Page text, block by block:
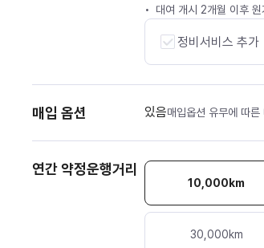
대여 개시 2개월 이후
정비서비스 추가
매입 옵션 있음매입옵션 유무에 따
연간 약정운행거리
10,000 km
30,000km